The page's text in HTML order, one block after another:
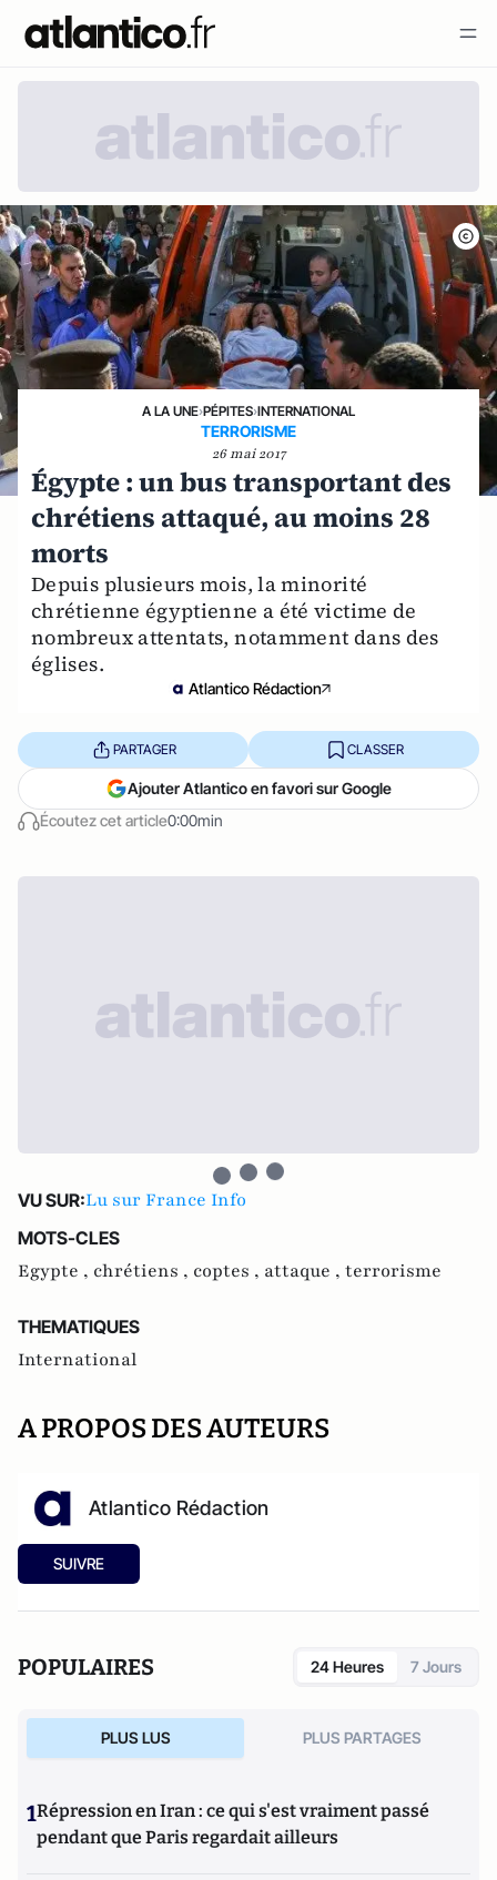
A LA UNE›PÉPITES›INTERNATIONAL
TERRORISME
26 mai 2017
Égypte : un bus transportant des
chrétiens attaqué, au moins 28
morts
Depuis plusieurs mois, la minorité
chrétienne égyptienne a été victime de
nombreux attentats, notamment dans des
églises.
Atlantico Rédaction
Écoutez cet article0:00min
PARTAGER CLASSER
Ajouter Atlantico en favori sur Google
VU SUR:Lu sur France Info
MOTS-CLES
Egypte , chrétiens , coptes , attaque , terrorisme
THEMATIQUES
International
A PROPOS DES AUTEURS
Atlantico Rédaction
SUIVRE
POPULAIRES 24 Heures 7 Jours
PLUS LUS PLUS PARTAGES
1Répression en Iran : ce qui s'est vraiment passé
pendant que Paris regardait ailleurs